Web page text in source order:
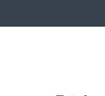
1KG